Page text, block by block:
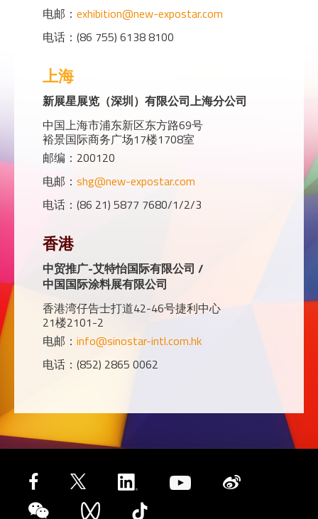
电邮： exhibition@new-expostar.com
电话：(86 755) 6138 8100
上海
新展星展览（深圳）有限公司上海分公司
中国上海市浦东新区东方路69号
裕景国际商务广场17楼1708室
邮编：200120
电邮： shg@new-expostar.com
电话：(86 21) 5877 7680/1/2/3
香港
中贸推广-艾特怡国际有限公司 /
中国国际涂料展有限公司
香港湾仔告士打道42-46号捷利中心
21楼2101-2
电邮： info@sinostar-intl.com.hk
电话：(852) 2865 0062